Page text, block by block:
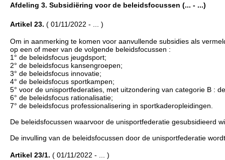
Afdeling 3. Subsidiëring voor de beleidsfocussen (... - ...)
Artikel 23. ( 01/11/2022 - ... )
Om in aanmerking te komen voor aanvullende subsidies als
op een of meer van de volgende beleidsfocussen :
1° de beleidsfocus jeugdsport;
2° de beleidsfocus kansengroepen;
3° de beleidsfocus innovatie;
4° de beleidsfocus sportkampen;
5° voor de unisportfederaties, met uitzondering van categorie B :
6° de beleidsfocus rationalisatie;
7° de beleidsfocus professionalisering in sportkaderopleidingen.
De beleidsfocussen waarvoor de unisportfederatie gesubsidieerd
De invulling van de beleidsfocussen door de unisportfederatie
Artikel 23/1. ( 01/11/2022 - ... )